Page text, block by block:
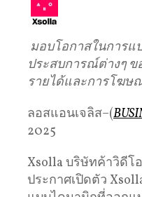
มอบโอกาสในการแ
ประสบการณ์ต่างๆ ข
รายได้และการโฆษ
ลอสแอนเจลิส–(
2025
Xsolla บริษัทค้าวิดีโ
ประกาศเปิดตัว